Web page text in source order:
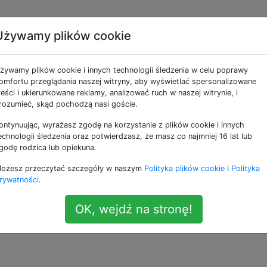
domyślną
pojawia się mi ładna powłoka bash, kolor
symbolicznego z / system / xbin / bash do /
na bash zamiast sh? Przeglądałem pliki rc, ale nic
na mojej wersji Androida, która nie jest
pomocą CM7, jestem przeniesiony do sh zamiast bash.
domyślny.
plików cookie
plików cookie i innych technologii śledzenia w celu poprawy
przeglądania naszej witryny, aby wyświetlać spersonalizowane
i ukierunkowane reklamy, analizować ruch w naszej witrynie, i
skąd pochodzą nasi goście.
wyrażasz zgodę na korzystanie z plików cookie i innych
śledzenia oraz potwierdzasz, że masz co najmniej 16 lat lub
rodzica lub opiekuna.
przeczytać szczegóły w naszym Polityka plików cookie i Polityka
.
OK, wejdź na stronę!